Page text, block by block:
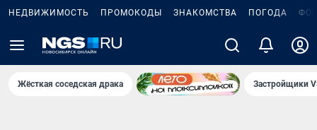
НЕДВИЖИМОСТЬ ПРОМОКОДЫ ЗНАКОМСТВА ПОГОДА
Жёсткая соседская драка Застройщики